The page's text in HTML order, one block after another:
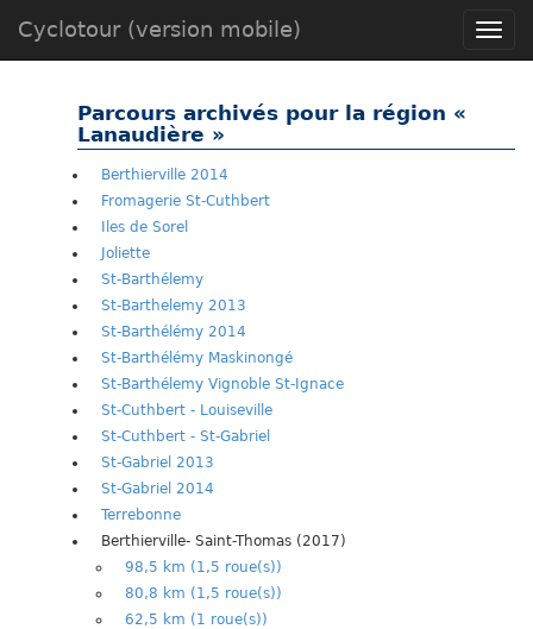
Toggle
Cyclotour (version mobile)
Parcours archivés pour la région «
Lanaudière »
Berthierville 2014
Fromagerie St-Cuthbert
Iles de Sorel
Joliette
St-Barthélemy
St-Barthelemy 2013
St-Barthélémy 2014
St-Barthélémy Maskinongé
St-Barthélemy Vignoble St-Ignace
St-Cuthbert - Louiseville
St-Cuthbert - St-Gabriel
St-Gabriel 2013
St-Gabriel 2014
Terrebonne
Berthierville- Saint-Thomas (2017)
98,5 km (1,5 roue(s))
80,8 km (1,5 roue(s))
62,5 km (1 roue(s))